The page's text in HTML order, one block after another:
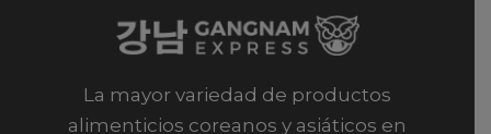
La mayor variedad de productos
alimenticios coreanos y asiáticos en